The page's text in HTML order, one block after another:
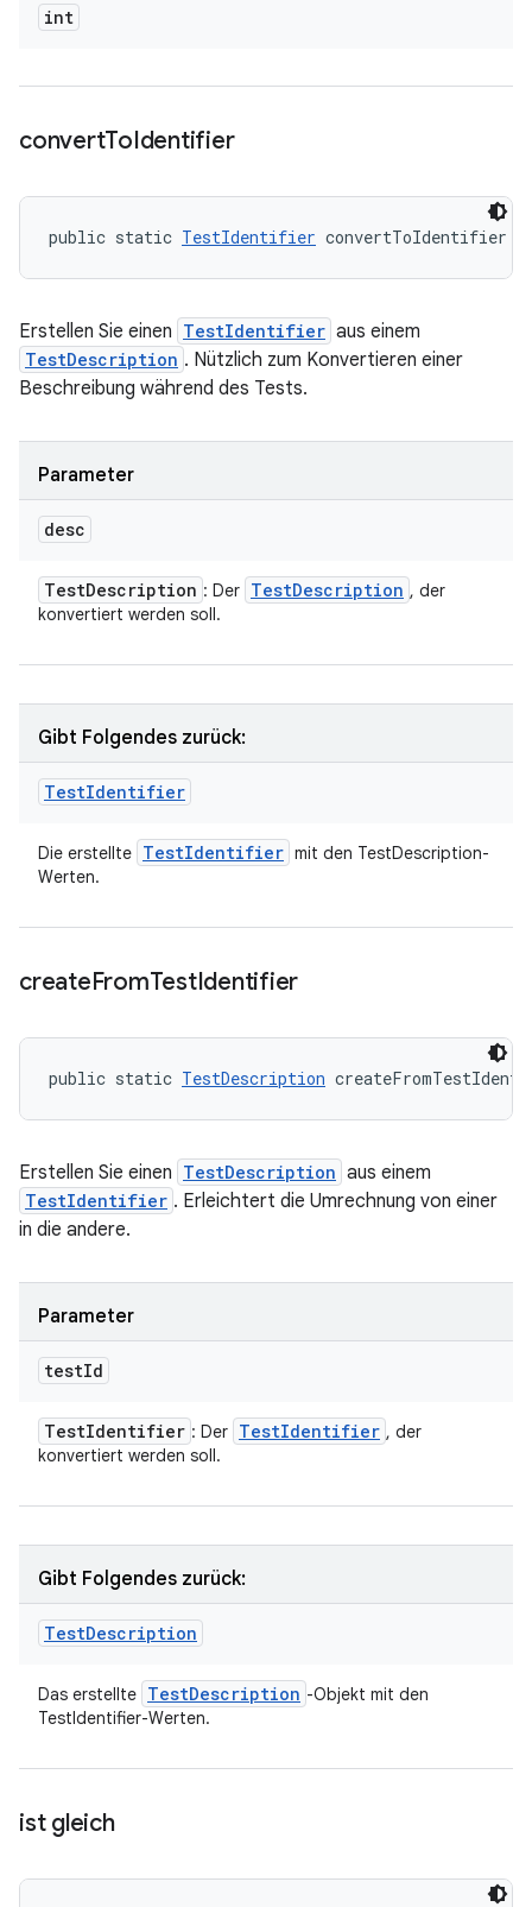
int
convertToIdentifier
public static TestIdentifier convertToIdentifier (
Erstellen Sie einen TestIdentifier aus einem
TestDescription . Nützlich zum Konvertieren einer
Beschreibung während des Tests.
Parameter
desc
TestDescription : Der TestDescription , der
konvertiert werden soll.
Gibt Folgendes zurück:
TestIdentifier
Die erstellte TestIdentifier mit den TestDescription-
Werten.
createFromTestIdentifier
public static TestDescription
Erstellen Sie einen TestDescription aus einem
TestIdentifier . Erleichtert die Umrechnung von einer
in die andere.
Parameter
testId
TestIdentifier : Der TestIdentifier , der
konvertiert werden soll.
Gibt Folgendes zurück:
TestDescription
Das erstellte TestDescription -Objekt mit den
TestIdentifier-Werten.
ist gleich